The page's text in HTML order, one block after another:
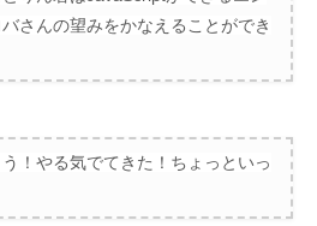
さんの望みをかなえることができ
！やる気でてきた！ちょっといっ